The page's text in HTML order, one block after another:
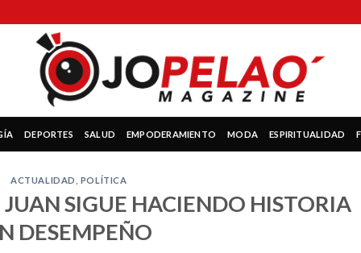
DEPORTES SALUD EMPODERAMIENTO MODA ESPIRITUALIDAD
ACTUALIDAD POLÍTICA
SIGUE HACIENDO HISTORIA
DESEMPEÑO